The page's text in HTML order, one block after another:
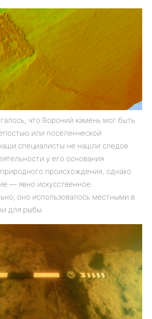
что Вороний камень мог быть
или поселенческой
специалисты не нашли следов
у его основания.
происхождения, однако
— явно искусственное.
оно использовалось местными в
для рыбы.